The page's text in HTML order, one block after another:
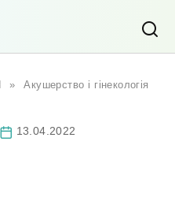
»
Акушерство і гінекологія
13.04.2022